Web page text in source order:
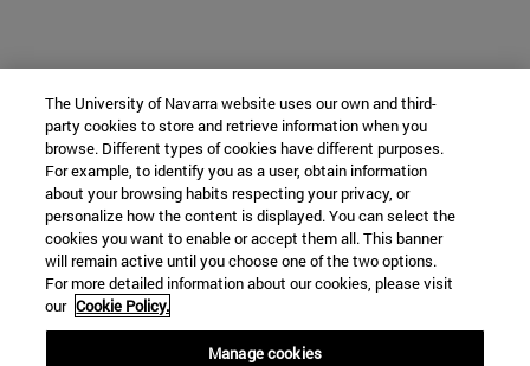
The University of Navarra website uses our own and third-
party cookies to store and retrieve information when you
browse. Different types of cookies have different purposes.
For example, to identify you as a user, obtain information
about your browsing habits respecting your privacy, or
personalize how the content is displayed. You can select the
cookies you want to enable or accept them all. This banner
will remain active until you choose one of the two options.
For more detailed information about our cookies, please visit
our Cookie Policy.
Manage cookies